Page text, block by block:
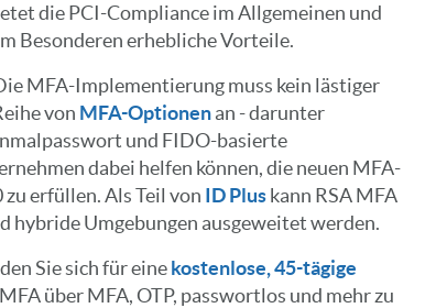
die PCI-Compliance im Allgemeinen und
Besonderen erhebliche Vorteile.
MFA-Implementierung muss kein lästiger
von MFA-Optionenan - darunter
und FIDO-basierte
dabei helfen können, die neuen MFA-
erfüllen. Als Teil von ID Pluskann RSA MFA
hybride Umgebungen ausgeweitet werden.
Sie sich für einekostenlose, 45-tägige
über MFA, OTP, passwortlos und mehr zu